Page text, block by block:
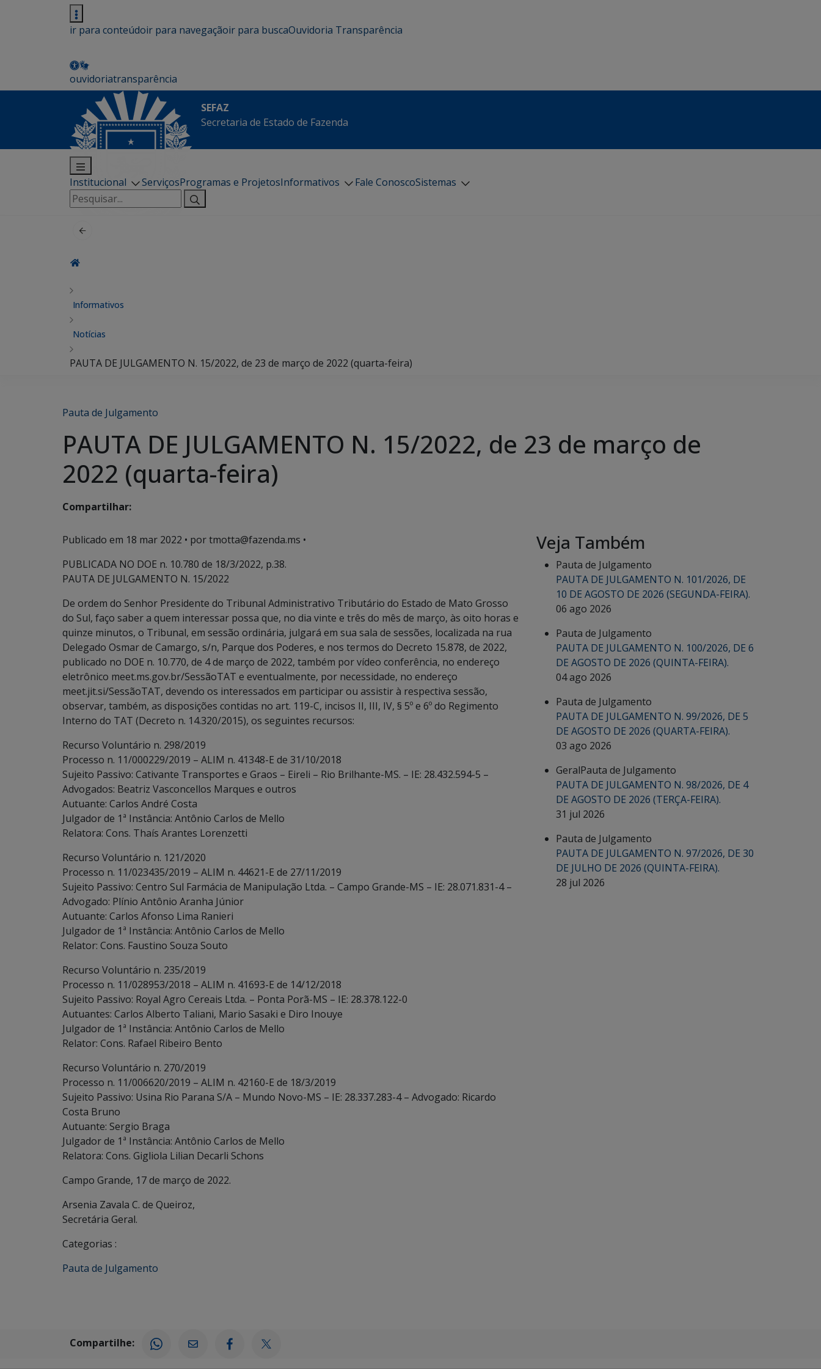
ir para conteúdoir para navegaçãoir para buscaOuvidoria Transparência
ouvidoriatransparência
SEFAZ
Secretaria de Estado de Fazenda
Institucional ServiçosProgramas e ProjetosInformativos Fale ConoscoSistemas
Pesquisar
por:
Informativos
Notícias
PAUTA DE JULGAMENTO N. 15/2022, de 23 de março de 2022 (quarta-feira)
Pauta de Julgamento
PAUTA DE JULGAMENTO N. 15/2022, de 23 de março de
2022 (quarta-feira)
Compartilhar:
Publicado em 18 mar 2022 • por tmotta@fazenda.ms •
PUBLICADA NO DOE n. 10.780 de 18/3/2022, p.38.
PAUTA DE JULGAMENTO N. 15/2022
De ordem do Senhor Presidente do Tribunal Administrativo Tributário do Estado de Mato Grosso
do Sul, faço saber a quem interessar possa que, no dia vinte e três do mês de março, às oito horas e
quinze minutos, o Tribunal, em sessão ordinária, julgará em sua sala de sessões, localizada na rua
Delegado Osmar de Camargo, s/n, Parque dos Poderes, e nos termos do Decreto 15.878, de 2022,
publicado no DOE n. 10.770, de 4 de março de 2022, também por vídeo conferência, no endereço
eletrônico meet.ms.gov.br/SessãoTAT e eventualmente, por necessidade, no endereço
meet.jit.si/SessãoTAT, devendo os interessados em participar ou assistir à respectiva sessão,
observar, também, as disposições contidas no art. 119-C, incisos II, III, IV, § 5º e 6º do Regimento
Interno do TAT (Decreto n. 14.320/2015), os seguintes recursos:
Recurso Voluntário n. 298/2019
Processo n. 11/000229/2019 – ALIM n. 41348-E de 31/10/2018
Sujeito Passivo: Cativante Transportes e Graos – Eireli – Rio Brilhante-MS. – IE: 28.432.594-5 –
Advogados: Beatriz Vasconcellos Marques e outros
Autuante: Carlos André Costa
Julgador de 1ª Instância: Antônio Carlos de Mello
Relatora: Cons. Thaís Arantes Lorenzetti
Recurso Voluntário n. 121/2020
Processo n. 11/023435/2019 – ALIM n. 44621-E de 27/11/2019
Sujeito Passivo: Centro Sul Farmácia de Manipulação Ltda. – Campo Grande-MS – IE: 28.071.831-4 –
Advogado: Plínio Antônio Aranha Júnior
Autuante: Carlos Afonso Lima Ranieri
Julgador de 1ª Instância: Antônio Carlos de Mello
Relator: Cons. Faustino Souza Souto
Recurso Voluntário n. 235/2019
Processo n. 11/028953/2018 – ALIM n. 41693-E de 14/12/2018
Sujeito Passivo: Royal Agro Cereais Ltda. – Ponta Porã-MS – IE: 28.378.122-0
Autuantes: Carlos Alberto Taliani, Mario Sasaki e Diro Inouye
Julgador de 1ª Instância: Antônio Carlos de Mello
Relator: Cons. Rafael Ribeiro Bento
Recurso Voluntário n. 270/2019
Processo n. 11/006620/2019 – ALIM n. 42160-E de 18/3/2019
Sujeito Passivo: Usina Rio Parana S/A – Mundo Novo-MS – IE: 28.337.283-4 – Advogado: Ricardo
Costa Bruno
Autuante: Sergio Braga
Julgador de 1ª Instância: Antônio Carlos de Mello
Relatora: Cons. Gigliola Lilian Decarli Schons
Campo Grande, 17 de março de 2022.
Arsenia Zavala C. de Queiroz,
Secretária Geral.
Categorias :
Pauta de Julgamento
Veja Também
Pauta de Julgamento
PAUTA DE JULGAMENTO N. 101/2026, DE
10 DE AGOSTO DE 2026 (SEGUNDA-FEIRA).
06 ago 2026
Pauta de Julgamento
PAUTA DE JULGAMENTO N. 100/2026, DE 6
DE AGOSTO DE 2026 (QUINTA-FEIRA).
04 ago 2026
Pauta de Julgamento
PAUTA DE JULGAMENTO N. 99/2026, DE 5
DE AGOSTO DE 2026 (QUARTA-FEIRA).
03 ago 2026
GeralPauta de Julgamento
PAUTA DE JULGAMENTO N. 98/2026, DE 4
DE AGOSTO DE 2026 (TERÇA-FEIRA).
31 jul 2026
Pauta de Julgamento
PAUTA DE JULGAMENTO N. 97/2026, DE 30
DE JULHO DE 2026 (QUINTA-FEIRA).
28 jul 2026
Compartilhe: